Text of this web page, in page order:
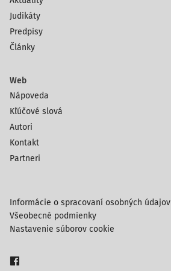
Judikáty
Predpisy
Články
Web
Nápoveda
Kľúčové slová
Autori
Kontakt
Partneri
Informácie o spracovaní osobných údajov
Všeobecné podmienky
Nastavenie súborov cookie